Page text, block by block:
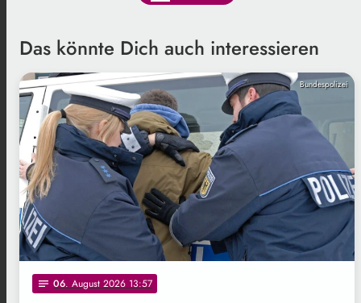
Das könnte Dich auch interessieren
Bundespolizei
notes 06. August 2026 13:57